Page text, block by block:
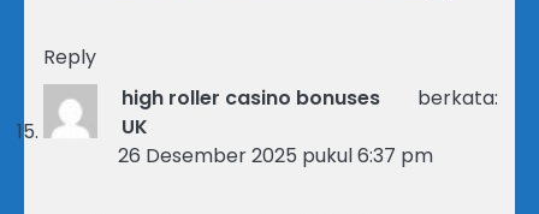
Reply
high roller casino bonuses
UK
berkata:
26 Desember 2025 pukul 6:37 pm